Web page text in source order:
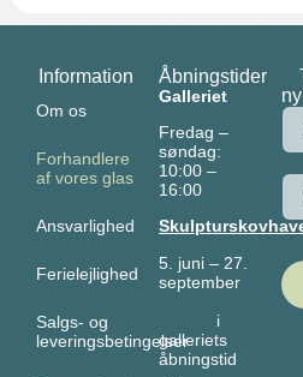
Information
Om os
Forhandlere
af vores glas
Ansvarlighed
Ferielejlighed
Salgs- og
leveringsbetingelser
Åbningstider
Galleriet
Fredag –
søndag:
10:00 –
16:00
5. juni – 27.
september
i
galleriets
åbningstid